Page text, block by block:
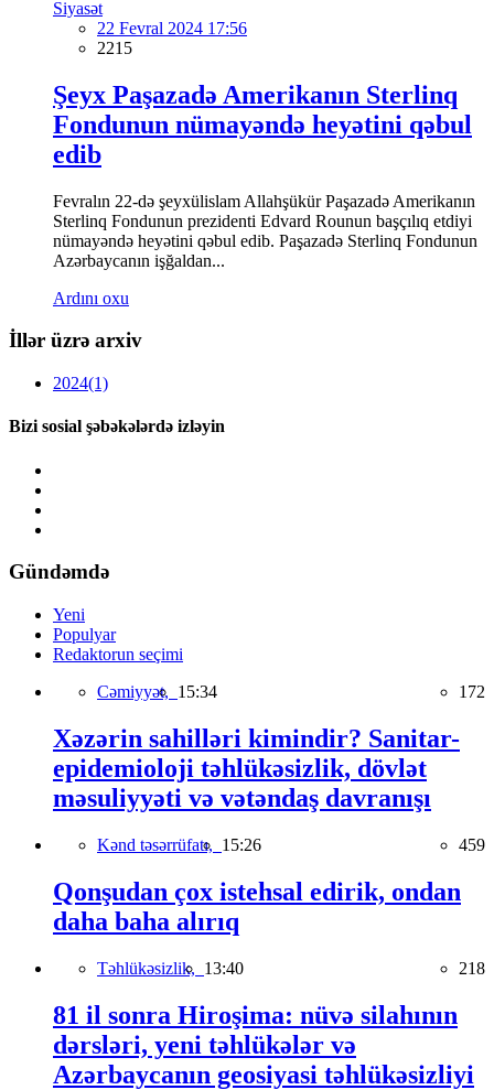
Siyasət
22 Fevral 2024 17:56
2215
Şeyx Paşazadə Amerikanın Sterlinq
Fondunun nümayəndə heyətini qəbul
edib
Fevralın 22-də şeyxülislam Allahşükür Paşazadə Amerikanın
Sterlinq Fondunun prezidenti Edvard Rounun başçılıq etdiyi
nümayəndə heyətini qəbul edib. Paşazadə Sterlinq Fondunun
Azərbaycanın işğaldan...
Ardını oxu
İllər üzrə arxiv
2024(1)
Bizi sosial şəbəkələrdə izləyin
Gündəmdə
Yeni
Populyar
Redaktorun seçimi
Cəmiyyət, 15:34 172
Xəzərin sahilləri kimindir? Sanitar-
epidemioloji təhlükəsizlik, dövlət
məsuliyyəti və vətəndaş davranışı
Kənd təsərrüfatı, 15:26 459
Qonşudan çox istehsal edirik, ondan
daha baha alırıq
Təhlükəsizlik, 13:40 218
81 il sonra Hiroşima: nüvə silahının
dərsləri, yeni təhlükələr və
Azərbaycanın geosiyasi təhlükəsizliyi